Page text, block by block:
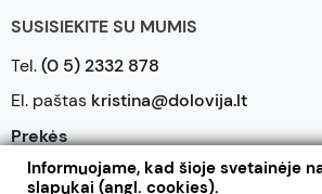
SUSISIEKITE SU MUMIS
Tel.(0 5) 2332 878
El. paštas kristina@dolovija.lt
Prekės
Mūsų įmonė
Informuojame, kad šioje svetainėje
slapukai (angl. cookies).